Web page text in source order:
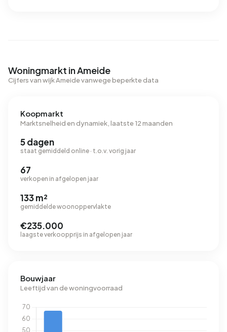
Woningmarkt in Ameide
Cijfers van wijk Ameide vanwege beperkte data
Koopmarkt
Marktsnelheid en dynamiek, laatste 12 maanden
5 dagen
staat gemiddeld online · t.o.v. vorig jaar
67
verkopen in afgelopen jaar
133 m²
gemiddelde woonoppervlakte
€235.000
laagste verkoopprijs in afgelopen jaar
Bouwjaar
Leeftijd van de woningvoorraad